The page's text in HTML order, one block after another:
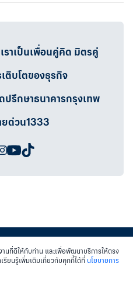
าเป็นเพื่อนคู่คิด มิตรคู่
ติบโตของธุรกิจ
ปรึกษาธนาคารกรุงเทพ
ด่วน1333
ทพฯ
นที่ดีให้กับท่าน และเพื่อพัฒนาบริการให้ตรง
รียนรู้เพิ่มเติมเกี่ยวกับคุกกี้ได้ที่ นโยบายการ